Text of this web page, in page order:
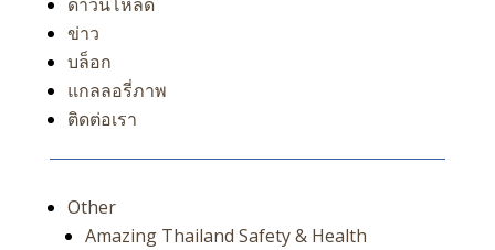
ข่าว
บล็อก
แกลลอรี่ภาพ
ติดต่อเรา
Other
Amazing Thailand Safety & Health